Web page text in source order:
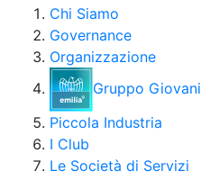
Chi Siamo
Governance
Organizzazione
Gruppo Giovani
Piccola Industria
I Club
Le Società di Servizi